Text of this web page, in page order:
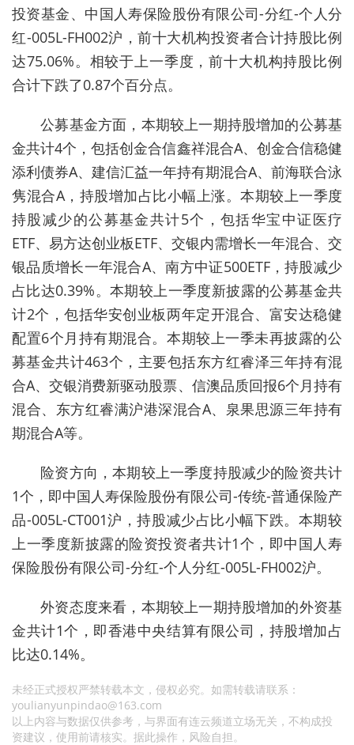
投资基金、中国人寿保险股份有限公司-分红-个人分
红-005L-FH002沪，前十大机构投资者合计持股比例
达75.06%。相较于上一季度，前十大机构持股比例
合计下跌了0.87个百分点。
公募基金方面，本期较上一期持股增加的公募基
金共计4个，包括创金合信鑫祥混合A、创金合信稳健
添利债券A、建信汇益一年持有期混合A、前海联合泳
隽混合A，持股增加占比小幅上涨。本期较上一季度
持股减少的公募基金共计5个，包括华宝中证医疗
ETF、易方达创业板ETF、交银内需增长一年混合、交
银品质增长一年混合A、南方中证500ETF，持股减少
占比达0.39%。本期较上一季度新披露的公募基金共
计2个，包括华安创业板两年定开混合、富安达稳健
配置6个月持有期混合。本期较上一季未再披露的公
募基金共计463个，主要包括东方红睿泽三年持有混
合A、交银消费新驱动股票、信澳品质回报6个月持有
混合、东方红睿满沪港深混合A、泉果思源三年持有
期混合A等。
险资方向，本期较上一季度持股减少的险资共计
1个，即中国人寿保险股份有限公司-传统-普通保险产
品-005L-CT001沪，持股减少占比小幅下跌。本期较
上一季度新披露的险资投资者共计1个，即中国人寿
保险股份有限公司-分红-个人分红-005L-FH002沪。
外资态度来看，本期较上一期持股增加的外资基
金共计1个，即香港中央结算有限公司，持股增加占
比达0.14%。
未经正式授权严禁转载本文，侵权必究。如需转载请联系：
youlianyunpindao@163.com
以上内容与数据仅供参考，与界面有连云频道立场无关，不构成投
资建议，使用前请核实。据此操作，风险自担。